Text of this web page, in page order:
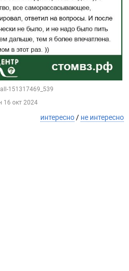
151317469_539
16 окт 2024
интересно / не интересно